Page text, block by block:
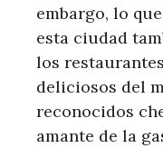
embargo, lo
esta ciudad
los
deliciosos del
reconocidos
amante de la